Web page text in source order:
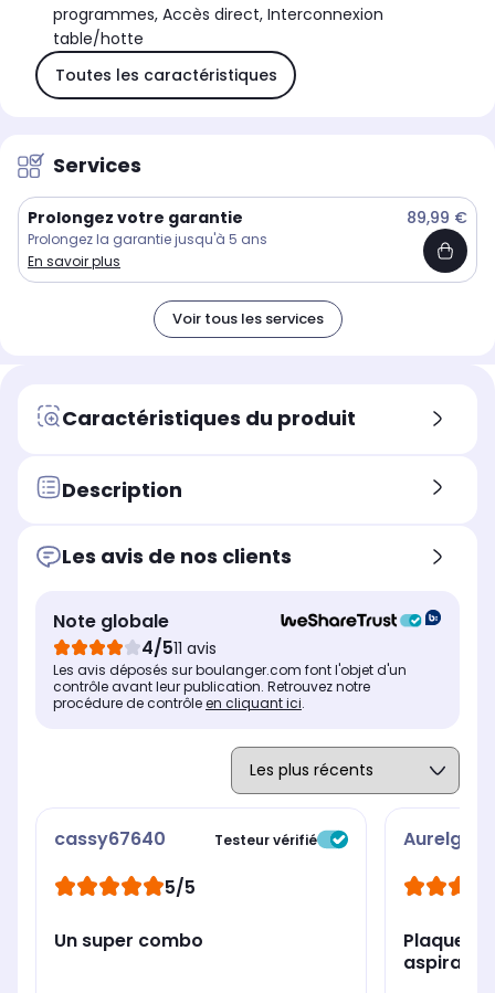
programmes, Accès direct, Interconnexion
table/hotte
Toutes les caractéristiques
Services
Prolongez votre garantie 89,99 €
Prolongez la garantie jusqu'à 5 ans
En savoir plus
Voir tous les services
Caractéristiques du produit
Description
Les avis de nos clients
Note globale
4/511 avis
Les avis déposés sur boulanger.com font l'objet d'un
contrôle avant leur publication. Retrouvez notre
procédure de contrôleen cliquant ici.
cassy67640 Testeur vérifié
5/5
Un super combo
Aurelgleo
Plaque à